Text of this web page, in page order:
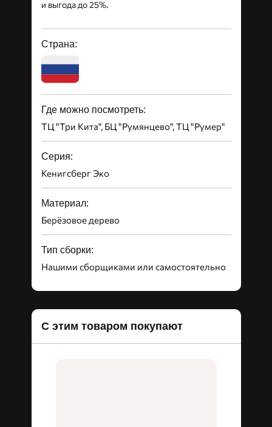
и выгода до 25%.
Страна:
Где можно посмотреть:
ТЦ "Три Кита", БЦ "Румянцево", ТЦ "Румер"
Серия:
Кенигсберг Эко
Материал:
Берёзовое дерево
Тип сборки:
Нашими сборщиками или самостоятельно
С этим товаром покупают